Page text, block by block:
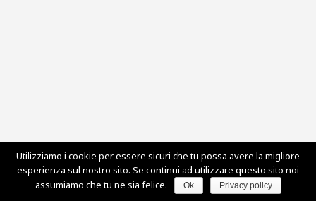
Utilizziamo i cookie per essere sicuri che tu possa avere la migliore
esperienza sul nostro sito. Se continui ad utilizzare questo sito noi
assumiamo che tu ne sia felice.
Ok Privacy policy